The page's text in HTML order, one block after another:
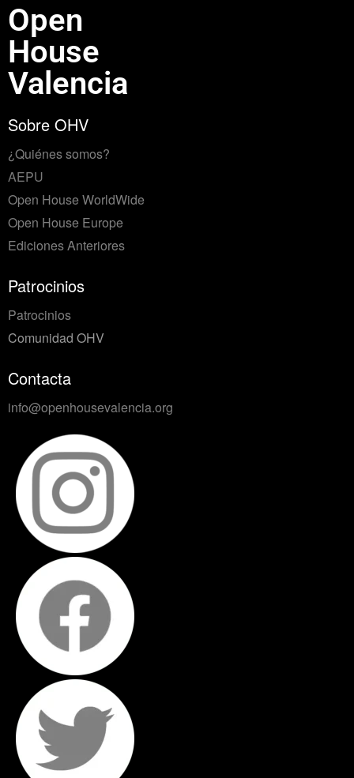
Open
House
Valencia
Sobre OHV
¿Quiénes somos?
AEPU
Open House WorldWide
Open House Europe
Ediciones Anteriores
Patrocinios
Patrocinios
Comunidad OHV
Contacta
info@openhousevalencia.org